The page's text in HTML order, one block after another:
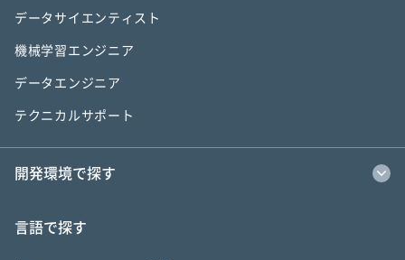
データサイエンティスト
機械学習エンジニア
データエンジニア
テクニカルサポート
開発環境で探す
言語で探す